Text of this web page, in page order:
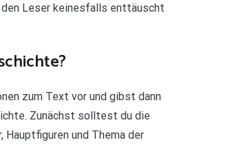
den Leser keinesfalls enttäuscht
zum Text vor und gibst dann
Zunächst solltest du die
und Thema der